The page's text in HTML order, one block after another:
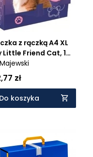
z rączką A4 XL
Little Friend Cat, 1
zł
Do koszyka